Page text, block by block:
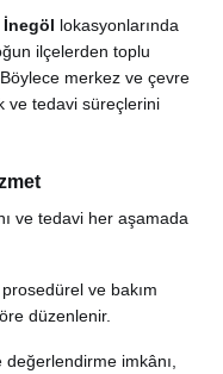
İnegöl lokasyonlarında
ilçelerden toplu
merkez ve çevre
ve tedavi süreçlerini
ve tedavi her aşamada
ve bakım
düzenlenir.
imkânı,